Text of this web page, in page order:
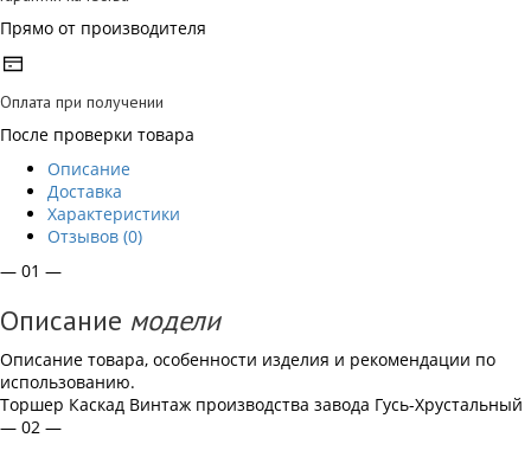
Прямо от производителя
Оплата при получении
После проверки товара
Описание
Доставка
Характеристики
Отзывов (0)
— 01 —
Описание модели
Описание товара, особенности изделия и рекомендации по
использованию.
Торшер Каскад Винтаж производства завода Гусь-Хрустальный
— 02 —